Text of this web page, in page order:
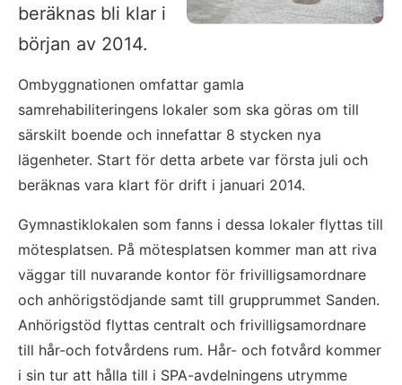
beräknas bli klar i
början av 2014.
Ombyggnationen omfattar gamla
samrehabiliteringens lokaler som ska göras om till
särskilt boende och innefattar 8 stycken nya
lägenheter. Start för detta arbete var första juli och
beräknas vara klart för drift i januari 2014.
Gymnastiklokalen som fanns i dessa lokaler flyttas till
mötesplatsen. På mötesplatsen kommer man att riva
väggar till nuvarande kontor för frivilligsamordnare
och anhörigstödjande samt till grupprummet Sanden.
Anhörigstöd flyttas centralt och frivilligsamordnare
till hår-och fotvårdens rum. Hår- och fotvård kommer
i sin tur att hålla till i SPA-avdelningens utrymme